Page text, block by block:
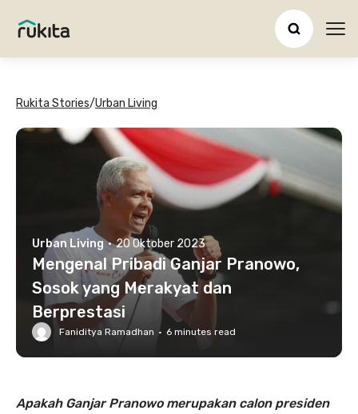
Rukita Stories/Urban Living
Urban Living · 20 Oktober 2023
Mengenal Pribadi Ganjar Pranowo,
Sosok yang Merakyat dan
Berprestasi
Faniditya Ramadhan · 6 minutes read
Apakah Ganjar Pranowo merupakan calon presiden